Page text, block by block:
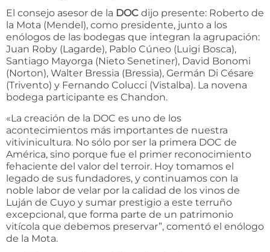
El consejo asesor de la DOC dijo presente: Roberto de
la Mota (Mendel), como presidente, junto a los
enólogos de las bodegas que integran la agrupación:
Juan Roby (Lagarde), Pablo Cúneo (Luigi Bosca),
Santiago Mayorga (Nieto Senetiner), David Bonomi
(Norton), Walter Bressia (Bressia), Germán Di Césare
(Trivento) y Fernando Colucci (Vistalba). La novena
bodega participante es Chandon.
«La creación de la DOC es uno de los
acontecimientos más importantes de nuestra
vitivinicultura. No sólo por ser la primera DOC de
América, sino porque fue el primer reconocimiento
fehaciente del valor del terroir. Hoy tomamos el
legado de sus fundadores, y continuamos con la
noble labor de velar por la calidad de los vinos de
Luján de Cuyo y sumar prestigio a este terruño
excepcional, que forma parte de un patrimonio
vitícola que debemos preservar”, comentó el enólogo
de la Mota.